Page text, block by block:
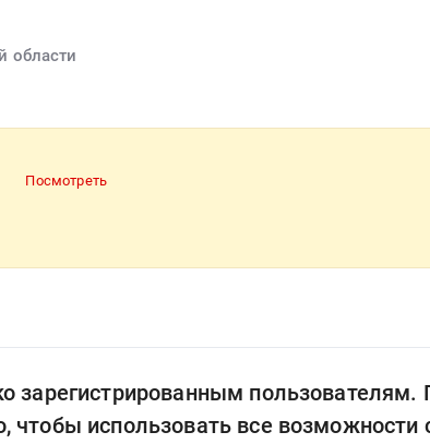
области
Посмотреть
зарегистрированным пользователям.
чтобы использовать все возможности